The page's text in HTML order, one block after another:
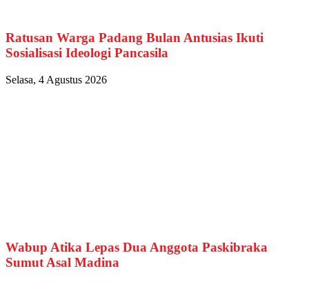
Ratusan Warga Padang Bulan Antusias Ikuti
Sosialisasi Ideologi Pancasila
Selasa, 4 Agustus 2026
Wabup Atika Lepas Dua Anggota Paskibraka
Sumut Asal Madina